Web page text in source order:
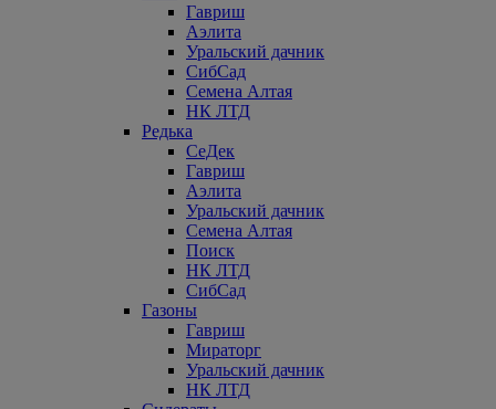
Гавриш
Аэлита
Уральский дачник
СибСад
Семена Алтая
НК ЛТД
Редька
СеДек
Гавриш
Аэлита
Уральский дачник
Семена Алтая
Поиск
НК ЛТД
СибСад
Газоны
Гавриш
Мираторг
Уральский дачник
НК ЛТД